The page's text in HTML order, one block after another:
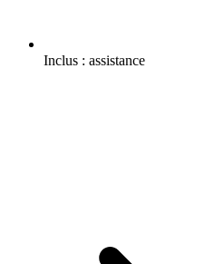
Inclus : assistance